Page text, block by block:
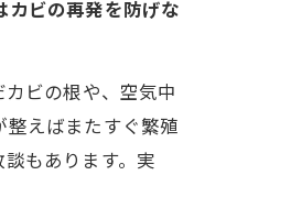
カビの再発を防げな
ビの根や、空気中
えばまたすぐ繁殖
もあります。実